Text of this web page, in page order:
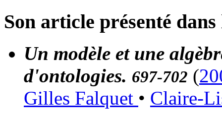
Son article présenté
Un modèle et une
d'ontologies. 697-702 (
Gilles Falquet • Claire-